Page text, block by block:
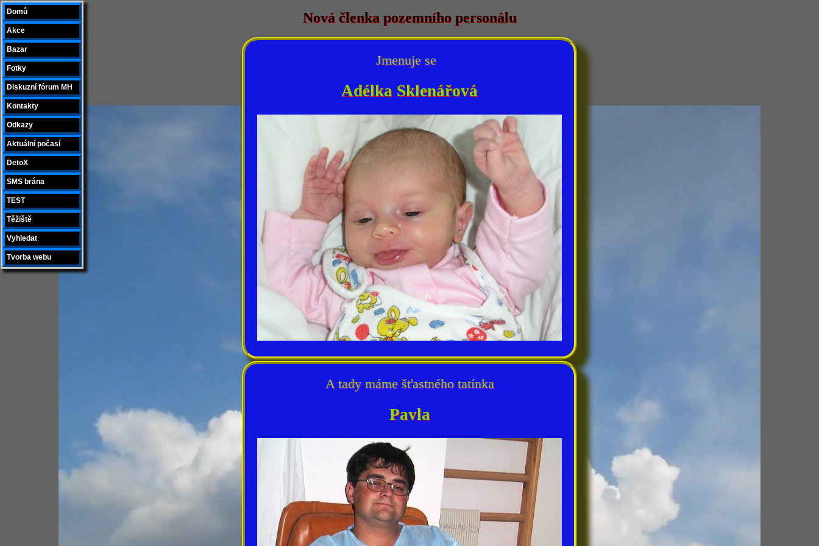
Nová členka pozemního personálu
Jmenuje se
Adélka Sklenářová
A tady máme šťastného tatínka
Pavla
Domů
Akce
Bazar
Fotky
Diskuzní fórum MH
Kontakty
Odkazy
Aktuální počasí
DetoX
SMS brána
TEST
Těžiště
Vyhledat
Tvorba webu